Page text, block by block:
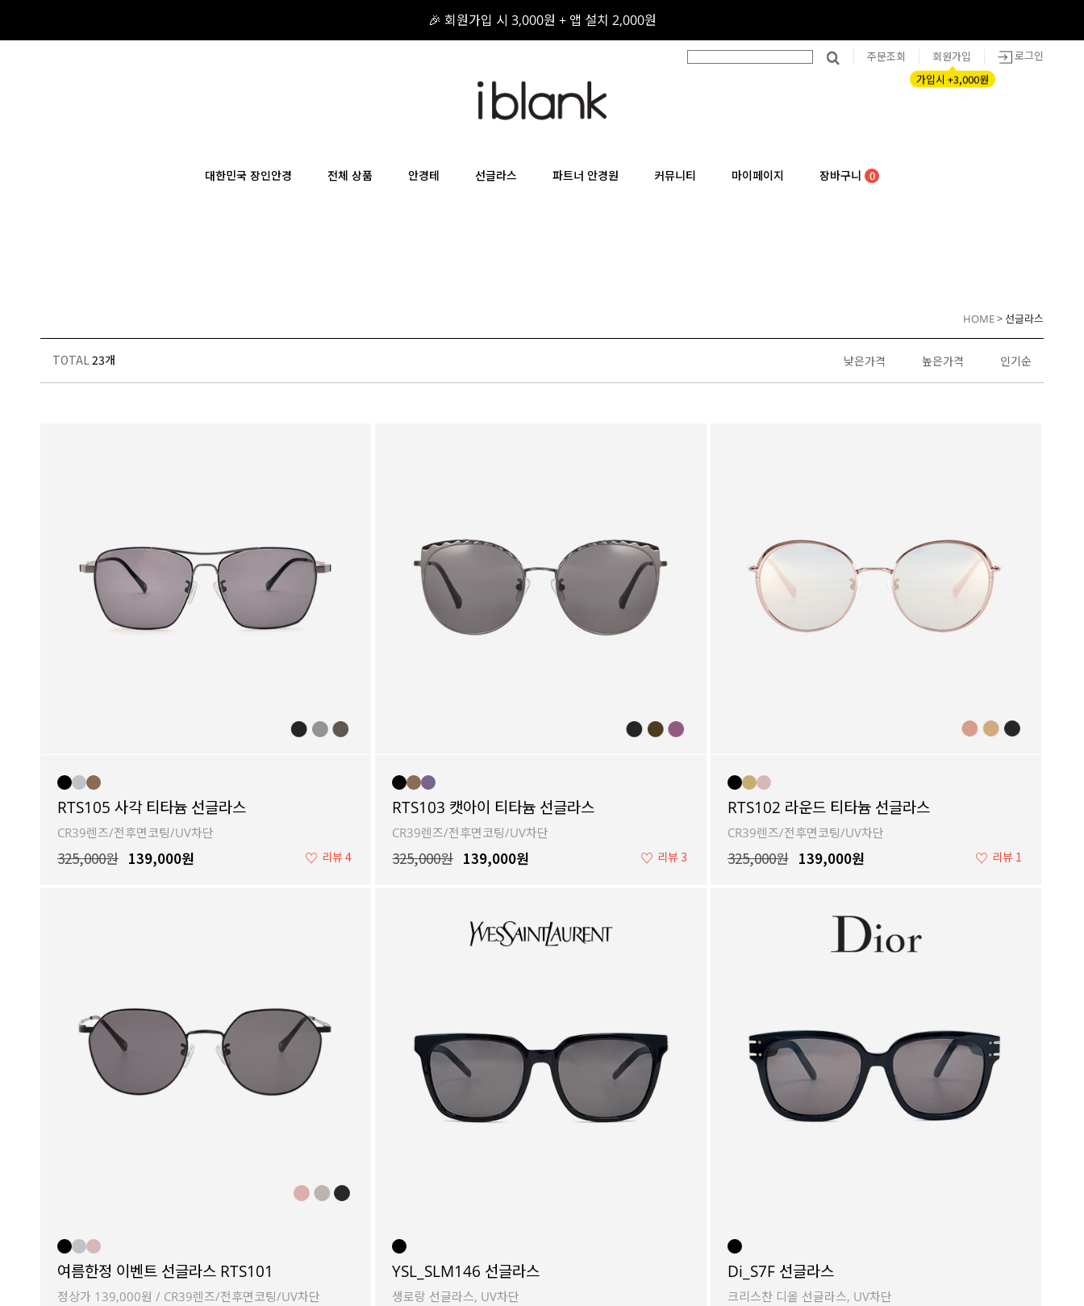
🎁 구매 후기를 적어주세요! 적립금 지급!
📦 무료 배송 / 무료 반품 / 무료 교환
주문조회 회원가입
가입시 +3,000원
로그인
대한민국 장인안경 전체 상품 안경테 선글라스 파트너 안경원 커뮤니티 마이페이지 장바구니 0
HOME> 선글라스
TOTAL23개 낮은가격 높은가격 인기순
RTS105 사각 티타늄 선글라스
CR39렌즈/전후면코팅/UV차단
325,000원 139,000원 ♡ 리뷰 4
RTS103 캣아이 티타늄 선글라스
CR39렌즈/전후면코팅/UV차단
325,000원 139,000원 ♡ 리뷰 3
RTS102 라운드 티타늄 선글라스
CR39렌즈/전후면코팅/UV차단
325,000원 139,000원 ♡ 리뷰 1
여름한정 이벤트 선글라스 RTS101
정상가 139,000원 / CR39렌즈/전후면코팅/UV차단
YSL_SLM146 선글라스
생로랑 선글라스, UV차단
Di_S7F 선글라스
크리스찬 디올 선글라스, UV차단